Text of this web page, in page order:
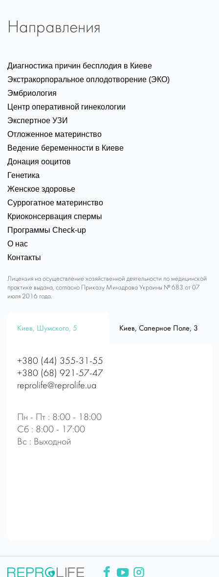
Направления
Диагностика причин бесплодия в Киеве
Экстракорпоральное оплодотворение (ЭКО)
Эмбриология
Центр оперативной гинекологии
Экспертное УЗИ
Отложенное материнство
Ведение беременности в Киеве
Донация ооцитов
Генетика
Женское здоровье
Суррогатное материнство
Криоконсервация спермы
Программы Check-up
О нас
Контакты
Лицензия на осуществление хозяйственной деятельности по медицинской
практике выдана, согласно Приказу Минздрава Украины № 683 от 07
июля 2016 года.
Киев, Шумского, 5 Киев, Саперное Поле, 3
+380 (44) 355-31-55
+380 (68) 921-57-47
reprolife@reprolife.ua
Пн - Пт : 8:00 - 18:00
Сб : 8:00 - 17:00
Вс : Выходной